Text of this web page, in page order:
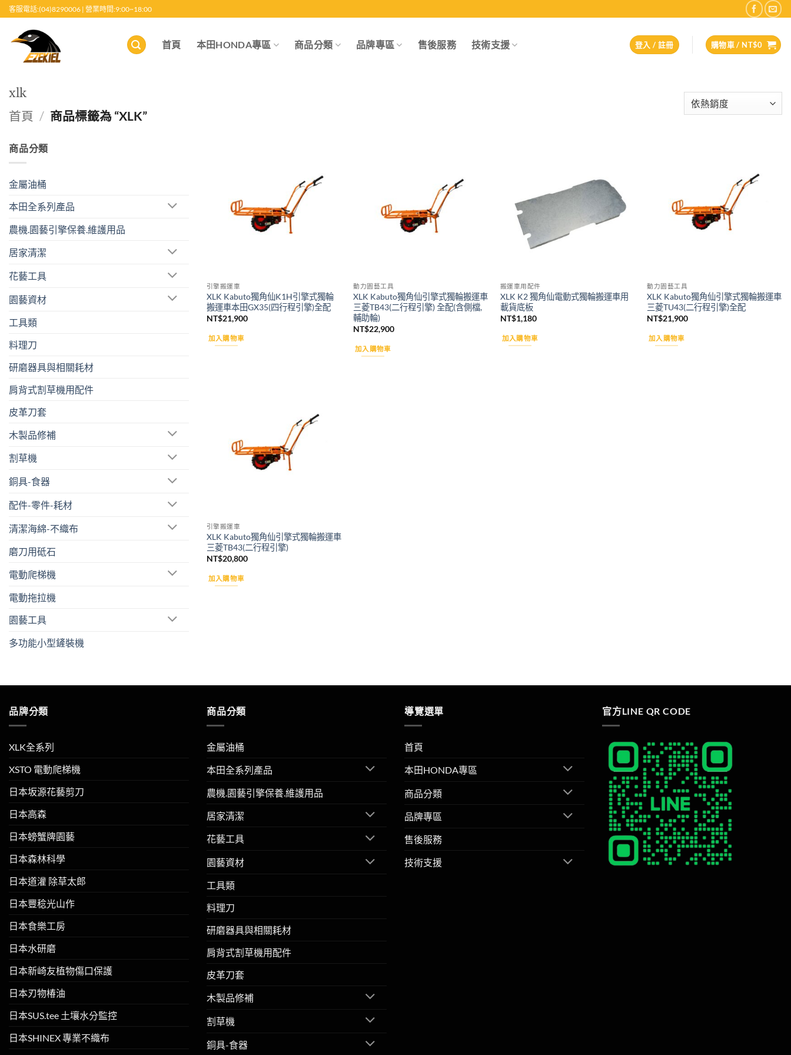
至
客服電話:(04)8290006 | 營業時間:9:00~18:00
首頁 本田HONDA專區 商品分類 品牌專區 售後服務 技術支援 登入 / 註冊 購物車 / NT$0
xlk
首頁 / 商品標籤為 “XLK”
商品分類
金屬油桶
本田全系列產品
農機.園藝引擎保養.維護用品
居家清潔
花藝工具
園藝資材
工具類
料理刀
研磨器具與相關耗材
肩背式割草機用配件
皮革刀套
木製品修補
割草機
銅具-食器
配件-零件-耗材
清潔海綿-不織布
磨刀用砥石
電動爬梯機
電動拖拉機
園藝工具
多功能小型鏟裝機
wishlist
引擎搬運車
XLK Kabuto獨角仙K1H引擎式獨輪
搬運車本田GX35(四行程引擎)全配
NT$21,900
加入購物車
wishlist
動力園藝工具
XLK Kabuto獨角仙引擎式獨輪搬運車
三菱TB43(二行程引擎) 全配(含側檔,
輔助輪)
NT$22,900
加入購物車
wishlist
搬運車用配件
XLK K2 獨角仙電動式獨輪搬運車用
載貨底板
NT$1,180
加入購物車
Add to
wishlist
動力園藝工具
XLK Kabuto獨角仙引擎式獨輪搬運車
三菱TU43(二行程引擎)全配
NT$21,900
加入購物車
Add to
wishlist
引擎搬運車
XLK Kabuto獨角仙引擎式獨輪搬運車
三菱TB43(二行程引擎)
NT$20,800
加入購物車
品牌分類
XLK全系列
XSTO 電動爬梯機
日本坂源花藝剪刀
日本高森
日本螃蟹牌園藝
日本森林科學
日本道灌 除草太郎
日本豐稔光山作
日本食樂工房
日本水研磨
日本新崎友植物傷口保護
日本刃物椿油
日本SUS.tee 土壤水分監控
日本SHINEX 專業不織布
商品分類
金屬油桶
本田全系列產品
農機.園藝引擎保養.維護用品
居家清潔
花藝工具
園藝資材
工具類
料理刀
研磨器具與相關耗材
肩背式割草機用配件
皮革刀套
木製品修補
割草機
銅具-食器
導覽選單
首頁
本田HONDA專區
商品分類
品牌專區
售後服務
技術支援
官方LINE QR CODE